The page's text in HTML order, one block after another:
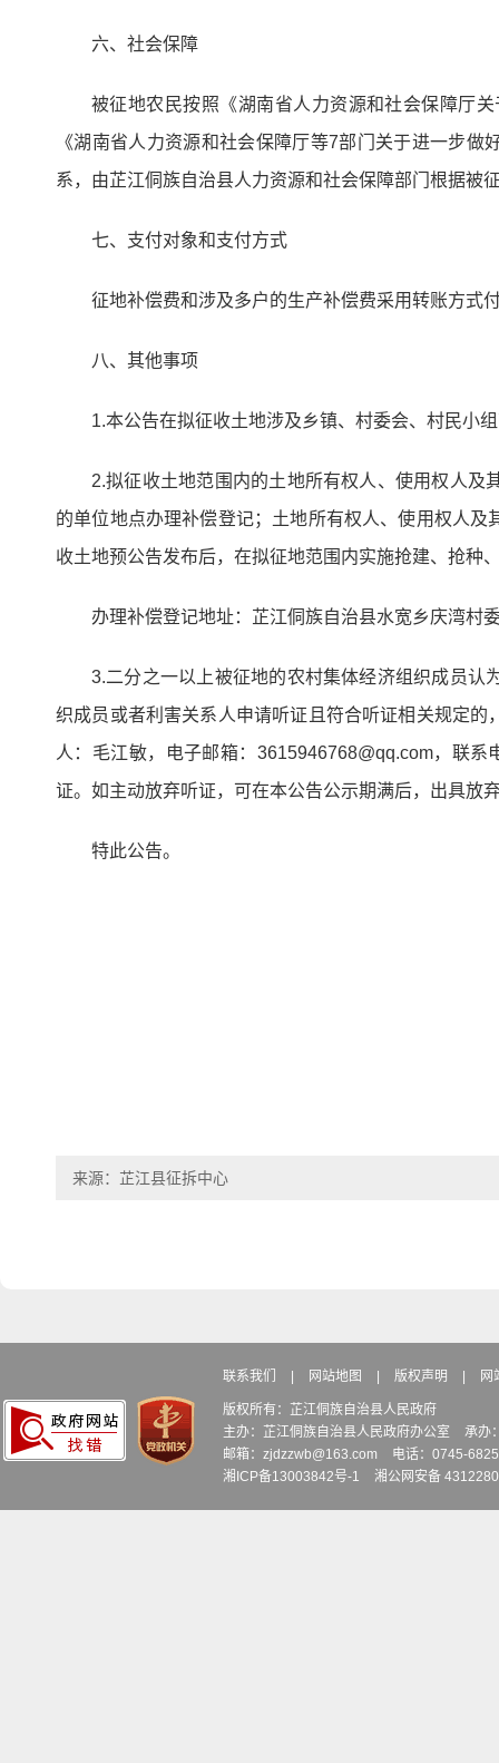
六、社会保障
被征地农民按照《湖南省人力资源和社会保障厅
《湖南省人力资源和社会保障厅等7部门关于进一步
系，由芷江侗族自治县人力资源和社会保障部门根据被
七、支付对象和支付方式
征地补偿费和涉及多户的生产补偿费采用转账方式
八、其他事项
1.本公告在拟征收土地涉及乡镇、村委会、村民小
2.拟征收土地范围内的土地所有权人、使用权人
的单位地点办理补偿登记；土地所有权人、使用权人
收土地预公告发布后，在拟征地范围内实施抢建、抢种
办理补偿登记地址：芷江侗族自治县水宽乡庆湾村
3.二分之一以上被征地的农村集体经济组织成员认
织成员或者利害关系人申请听证且符合听证相关规定
人：毛江敏，电子邮箱：3615946768@qq.com，联
证。如主动放弃听证，可在本公告公示期满后，出具放
特此公告。
来源：芷江县征拆中心
联系我们 网站地图 版权声明 网
版权所有：芷江侗族自治县人民政府
主办：芷江侗族自治县人民政府办公室
承办
邮箱：zjdzzwb@163.com
电话：0745-
湘ICP备13003842号-1
湘公网安备